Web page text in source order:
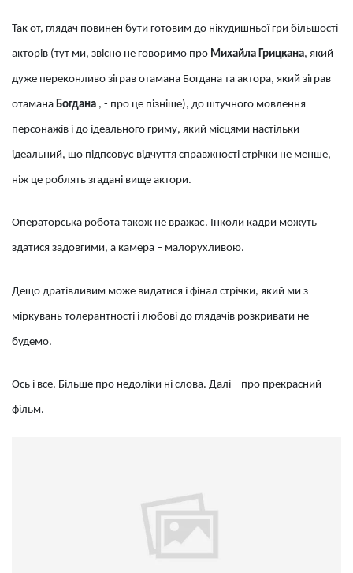
Так от, глядач повинен бути готовим до нікудишньої гри більшості
акторів (тут ми, звісно не говоримо про Михайла Грицкана, який
дуже переконливо зіграв отамана Богдана та актора, який зіграв
отамана Богдана , - про це пізніше), до штучного мовлення
персонажів і до ідеального гриму, який місцями настільки
ідеальний, що підпсовує відчуття справжності стрічки не менше,
ніж це роблять згадані вище актори.
Операторська робота також не вражає. Інколи кадри можуть
здатися задовгими, а камера – малорухливою.
Дещо дратівливим може видатися і фінал стрічки, який ми з
міркувань толерантності і любові до глядачів розкривати не
будемо.
Ось і все. Більше про недоліки ні слова. Далі – про прекрасний
фільм.